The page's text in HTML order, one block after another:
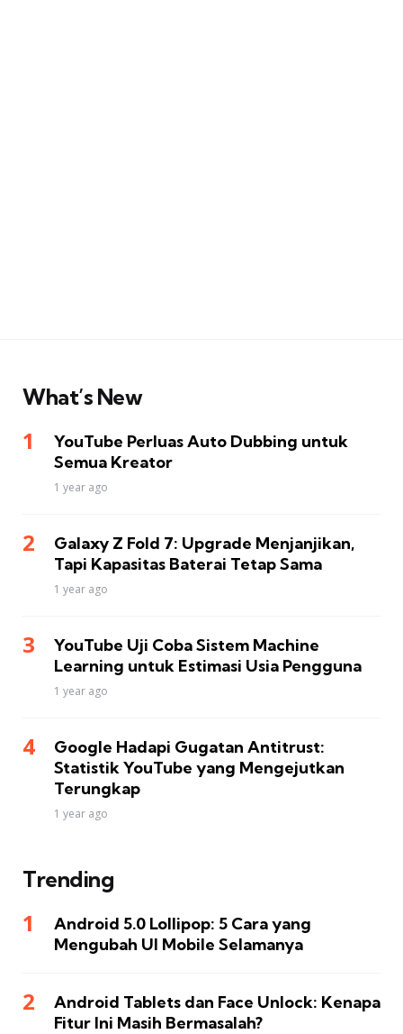
What’s New
YouTube Perluas Auto Dubbing untuk
Semua Kreator
1 year ago
Galaxy Z Fold 7: Upgrade Menjanjikan,
Tapi Kapasitas Baterai Tetap Sama
1 year ago
YouTube Uji Coba Sistem Machine
Learning untuk Estimasi Usia Pengguna
1 year ago
Google Hadapi Gugatan Antitrust:
Statistik YouTube yang Mengejutkan
Terungkap
1 year ago
Trending
Android 5.0 Lollipop: 5 Cara yang
Mengubah UI Mobile Selamanya
Android Tablets dan Face Unlock: Kenapa
Fitur Ini Masih Bermasalah?